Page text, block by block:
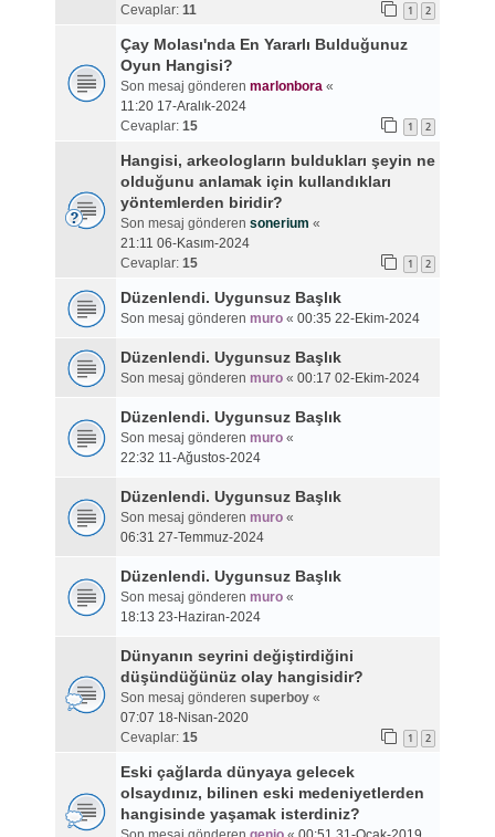
Cevaplar: 11 1 2
Çay Molası'nda En Yararlı Bulduğunuz
Oyun Hangisi?
Son mesaj gönderen marlonbora«
11:20 17-Aralık-2024
Cevaplar: 15 1 2
Hangisi, arkeologların buldukları şeyin ne
olduğunu anlamak için kullandıkları
yöntemlerden biridir?
Son mesaj gönderen sonerium «
21:11 06-Kasım-2024
Cevaplar: 15 1 2
Düzenlendi. Uygunsuz Başlık
Son mesaj gönderen muro« 00:35 22-Ekim-2024
Düzenlendi. Uygunsuz Başlık
Son mesaj gönderen muro« 00:17 02-Ekim-2024
Düzenlendi. Uygunsuz Başlık
Son mesaj gönderen muro«
22:32 11-Ağustos-2024
Düzenlendi. Uygunsuz Başlık
Son mesaj gönderen muro«
06:31 27-Temmuz-2024
Düzenlendi. Uygunsuz Başlık
Son mesaj gönderen muro«
18:13 23-Haziran-2024
Dünyanın seyrini değiştirdiğini
düşündüğünüz olay hangisidir?
Son mesaj gönderen superboy«
07:07 18-Nisan-2020
Cevaplar: 15 1 2
Eski çağlarda dünyaya gelecek
olsaydınız, bilinen eski medeniyetlerden
hangisinde yaşamak isterdiniz?